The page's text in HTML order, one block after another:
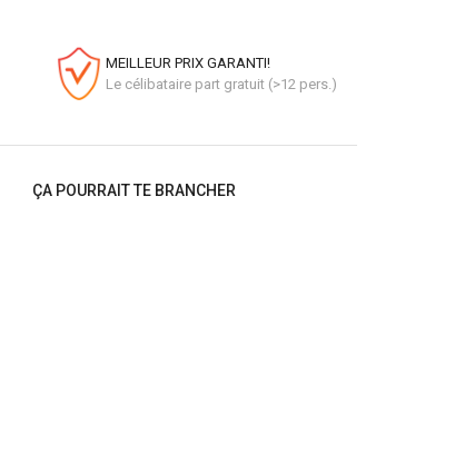
MEILLEUR PRIX GARANTI!
Le célibataire part gratuit (>12 pers.)
ÇA POURRAIT TE BRANCHER